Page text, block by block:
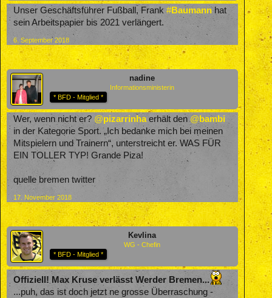
Unser Geschäftsführer Fußball, Frank #Baumannhat
sein Arbeitspapier bis 2021 verlängert.
6. September 2018
nadine
Informationsministerin
* BFD - Mitglied *
Wer, wenn nicht er? @pizarrinhaerhält den@bambi
in der Kategorie Sport. „Ich bedanke mich bei meinen
Mitspielern und Trainern“, unterstreicht er. WAS FÜR
EIN TOLLER TYP! Grande Piza!
quelle bremen twitter
17. November 2018
Kevlina
WG - Chefin
* BFD - Mitglied *
Offiziell! Max Kruse verlässt Werder Bremen...
...puh, das ist doch jetzt ne grosse Überraschung -